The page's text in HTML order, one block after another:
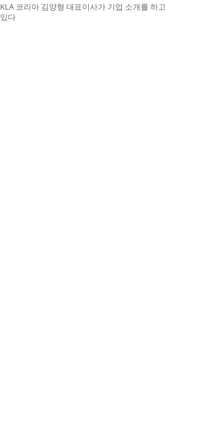
KLA 코리아 김양형 대표이사가 기업 소개를 하고
있다